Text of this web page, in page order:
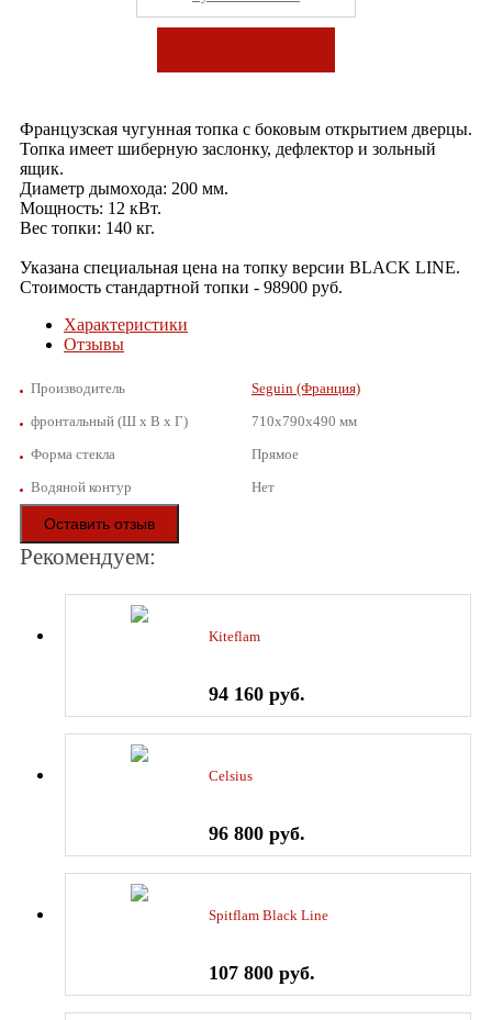
Французская чугунная топка с боковым открытием дверцы.
Топка имеет шиберную заслонку, дефлектор и зольный
ящик.
Диаметр дымохода: 200 мм.
Мощность: 12 кВт.
Вес топки: 140 кг.
Указана специальная цена на топку версии BLACK LINE.
Стоимость стандартной топки - 98900 руб.
Характеристики
Отзывы
Производитель
Seguin (Франция)
фронтальный (Ш х В х Г)
710х790х490 мм
Форма стекла
Прямое
Водяной контур
Нет
Оставить отзыв
Рекомендуем:
Kiteflam
94 160 руб.
Celsius
96 800 руб.
Spitflam Black Line
107 800 руб.